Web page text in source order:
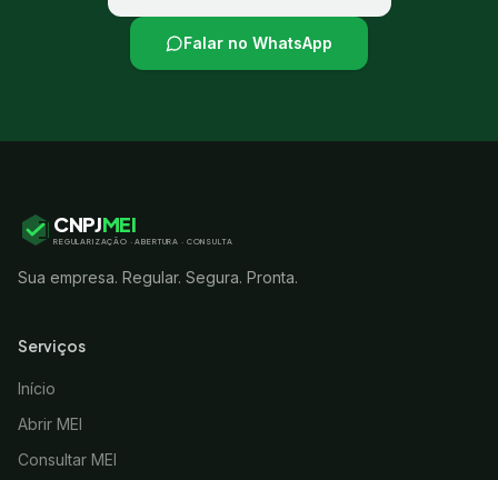
Falar no WhatsApp
CNPJMEI
REGULARIZAÇÃO · ABERTURA · CONSULTA
Sua empresa. Regular. Segura. Pronta.
Serviços
Início
Abrir MEI
Consultar MEI